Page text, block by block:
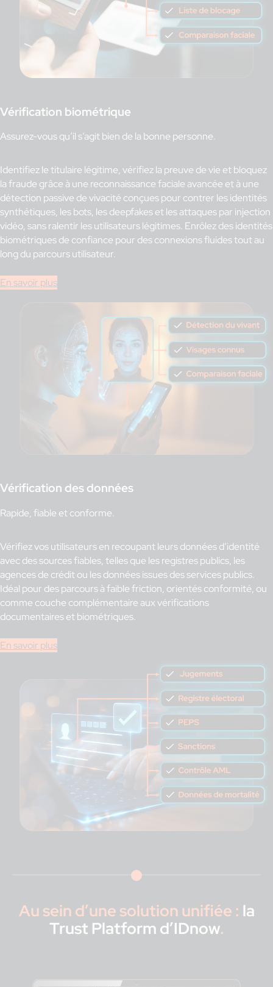
Vérification biométrique
Assurez-vous qu’il s’agit bien de la bonne personne.
Identifiez le titulaire légitime, vérifiez la preuve de vie et bloquez
la fraude grâce à une reconnaissance faciale avancée et à une
détection passive de vivacité conçues pour contrer les identités
synthétiques, les bots, les deepfakes et les attaques par injection
vidéo, sans ralentir les utilisateurs légitimes. Enrôlez des identités
biométriques de confiance pour des connexions fluides tout au
long du parcours utilisateur.
En savoir plus
Vérification des données
Rapide, fiable et conforme.
Vérifiez vos utilisateurs en recoupant leurs données d’identité
avec des sources fiables, telles que les registres publics, les
agences de crédit ou les données issues des services publics.
Idéal pour des parcours à faible friction, orientés conformité, ou
comme couche complémentaire aux vérifications
documentaires et biométriques.
En savoir plus
Au sein d’une solution unifiée : la
Trust Platform d’IDnow.